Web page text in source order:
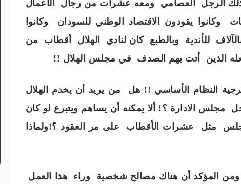
ذلك الرجل العصامي ومعه عشرات من رجال الأعمال
وكانوا يقودون الاقتصاد الوطني للسودان وكانوا
للأندية وبالطبع كان لنادي الهلال أقطاب من
الذين أتت بهم الصدف في مجلس الهلال !!
النظام الأساسي !! هل من يريد أن يخدم الهلال
الادارة ؟! ألا يمكنه أن يساهم ويتبرع لو كان
مثل عشرات الأقطاب على مر العقود ؟!ولماذا
المؤكد أن هناك مصالح شخصية وراء هذا العمل